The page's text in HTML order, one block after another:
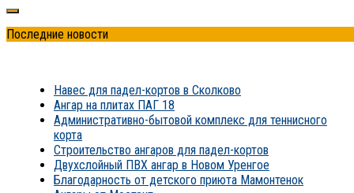
Последние новости
Навес для падел-кортов в Сколково
Ангар на плитах ПАГ 18
Административно-бытовой комплекс для теннисного
корта
Строительство ангаров для падел-кортов
Двухслойный ПВХ ангар в Новом Уренгое
Благодарность от детского приюта Мамонтенок